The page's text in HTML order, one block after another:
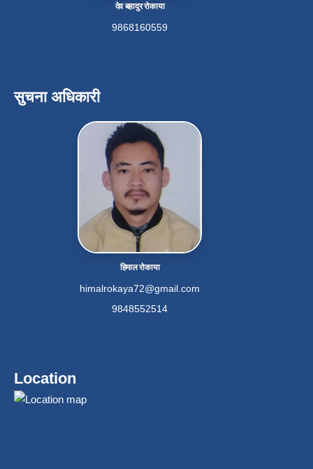
देव बहादुर रोकाया
9868160559
सुचना अधिकारी
हिमाल रोकाया
himalrokaya72@gmail.com
9848552514
Location